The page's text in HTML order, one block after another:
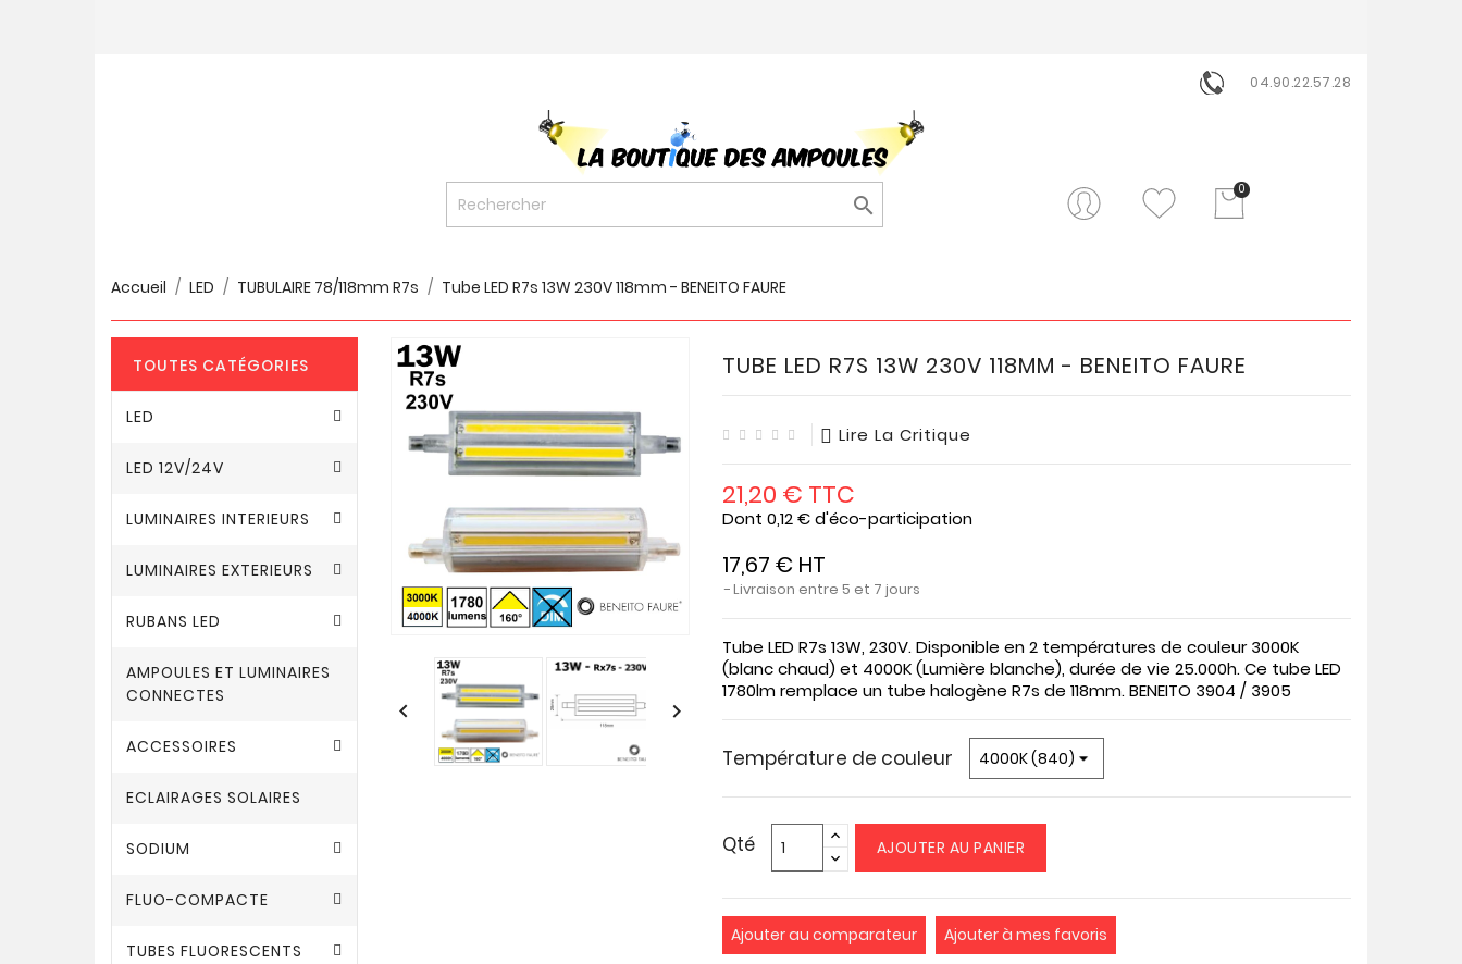
04.90.22.57.28
0

Accueil LED TUBULAIRE 78/118mm R7s Tube LED R7s 13W 230V 118mm - BENEITO FAURE
TOUTES CATÉGORIES
LED
LED 12V/24V
LUMINAIRES INTERIEURS
LUMINAIRES EXTERIEURS
RUBANS LED
AMPOULES ET LUMINAIRES
CONNECTES
ACCESSOIRES
ECLAIRAGES SOLAIRES
SODIUM
FLUO-COMPACTE
TUBES FLUORESCENTS
 
TUBE LED R7S 13W 230V 118MM - BENEITO FAURE
Lire La Critique
21,20 € TTC
Dont 0,12 € d'éco-participation
17,67 € HT
Livraison entre 5 et 7 jours
Tube LED R7s 13W, 230V. Disponible en 2 températures de couleur 3000K
(blanc chaud) et 4000K (Lumière blanche), durée de vie 25.000h. Ce tube LED
1780lm remplace un tube halogène R7s de 118mm. BENEITO 3904 / 3905
Température de couleur
Qté AJOUTER AU PANIER
Ajouter au comparateur Ajouter à mes favoris